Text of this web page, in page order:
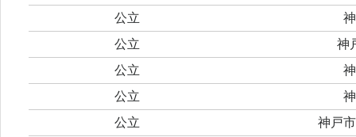
公立
公立
神
公立
公立
公立
神戸